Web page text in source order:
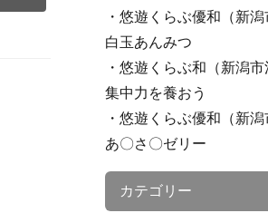
悠遊くらぶ優和（新
白玉あんみつ
悠遊くらぶ和（新潟
集中力を養おう
悠遊くらぶ優和（新
あ〇さ〇ゼリー
カテゴリー